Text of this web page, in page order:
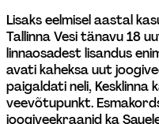
Lisaks eelmisel aastal
Tallinna Vesi tänavu 18
linnaosadest lisandus
avati kaheksa uut
paigaldati neli, Kesklinna
veevõtupunkt.
joogiveekraanid ka